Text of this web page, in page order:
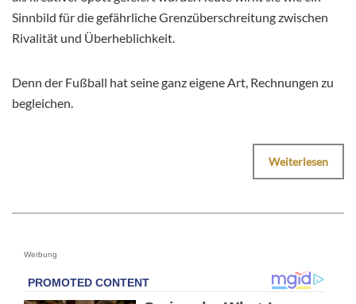
Sinnbild für die gefährliche Grenzüberschreitung zwischen
Rivalität und Überheblichkeit.
Denn der Fußball hat seine ganz eigene Art, Rechnungen zu
begleichen.
Weiterlesen
Werbung